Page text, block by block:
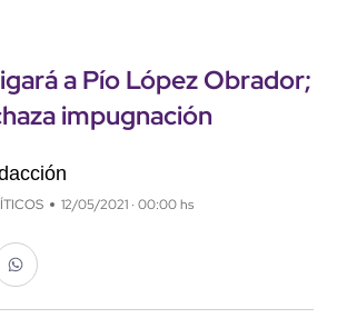
a Pío López Obrador;
impugnación
12/05/2021 · 00:00 hs